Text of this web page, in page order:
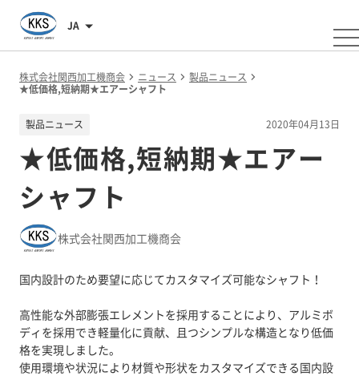
JA
株式会社関西加工機商会 ニュース
製品ニュース
★低価格,短納期★エアーシャフト
製品ニュース 2020年04月13日
★低価格,短納期★エアー
シャフト
株式会社関西加工機商会
国内設計のため要望に応じてカスタマイズ可能なシャフト！
高性能な外部膨張エレメントを採用することにより、アルミボ
ディを採用でき軽量化に貢献、且つシンプルな構造となり低価
格を実現しました。
使用環境や状況により材質や形状をカスタマイズできる国内設